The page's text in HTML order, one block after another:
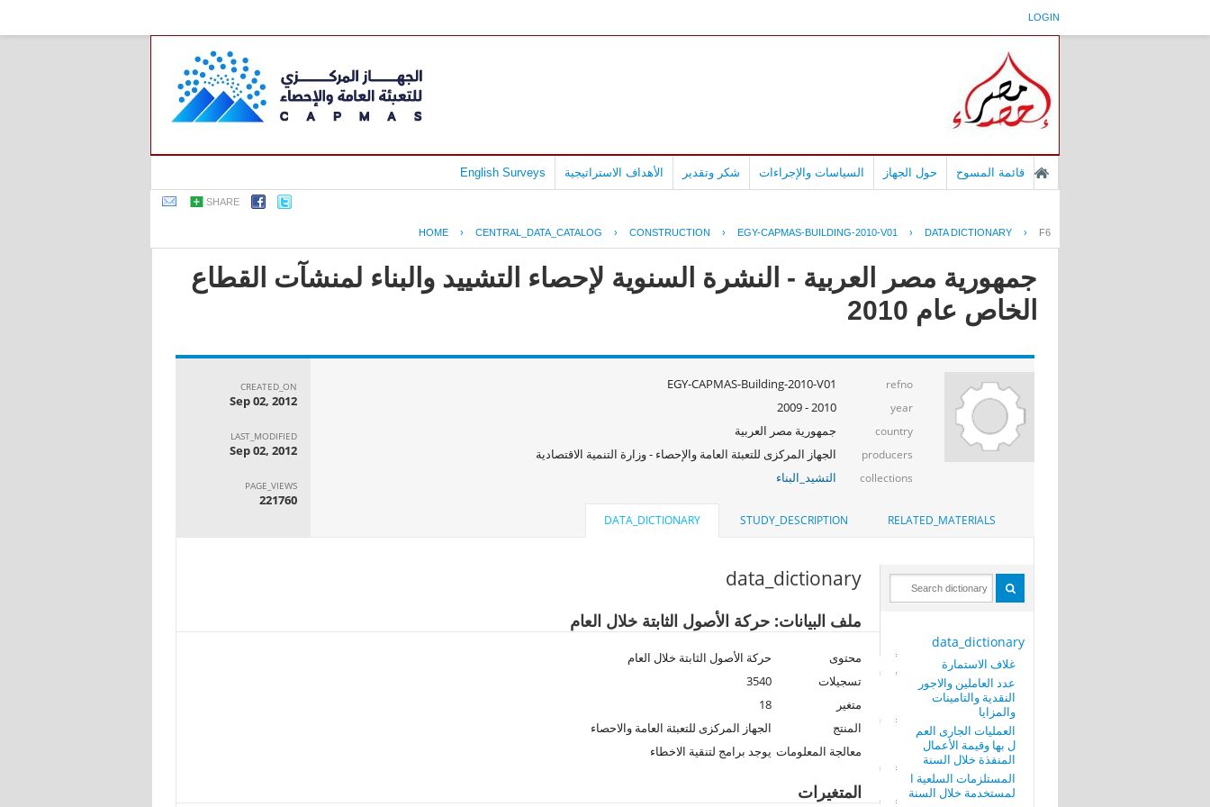
LOGIN
قائمة المسوح حول الجهاز السياسات والإجراءات شكر وتقدير الأهداف الاستراتيجية English Surveys
SHARE
HOME › CENTRAL_DATA_CATALOG › CONSTRUCTION › EGY-CAPMAS-BUILDING-2010-V01 › DATA DICTIONARY › F6
جمهورية مصر العربية - النشرة السنوية لإحصاء التشييد والبناء لمنشآت القطاع
الخاص عام 2010
refno
EGY-CAPMAS-Building-2010-V01
year
2010 - 2009
country جمهورية مصر العربية
producers الجهاز المركزى للتعبئة العامة والإحصاء - وزارة التنمية الاقتصادية
collections التشيد_البناء
CREATED_ON
Sep 02, 2012
LAST_MODIFIED
Sep 02, 2012
PAGE_VIEWS
221760
RELATED_MATERIALS
STUDY_DESCRIPTION
DATA_DICTIONARY
data_dictionary
غلاف الاستمارة
عدد العاملين والاجور
النقدية والتامينات
والمزايا
العمليات الجارى العم
ل بها وقيمة الأعمال
المنفذة خلال السنة
المستلزمات السلعية ا
لمستخدمة خلال السنة
data_dictionary
ملف البيانات: حركة الأصول الثابتة خلال العام
محتوى
حركة الأصول الثابتة خلال العام
تسجيلات
3540
متغير
18
المنتج
الجهاز المركزى للتعبئة العامة والاحصاء
معالجة المعلومات يوجد برامج لتنقية الاخطاء
المتغيرات